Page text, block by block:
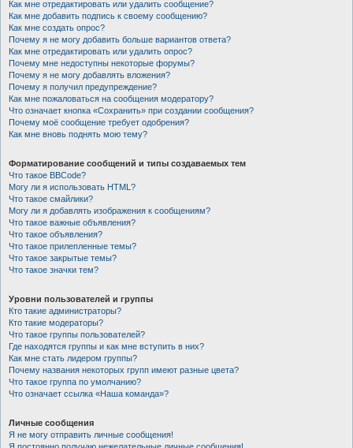
Как мне отредактировать или удалить сообщение?
Как мне добавить подпись к своему сообщению?
Как мне создать опрос?
Почему я не могу добавить больше вариантов ответа?
Как мне отредактировать или удалить опрос?
Почему мне недоступны некоторые форумы?
Почему я не могу добавлять вложения?
Почему я получил предупреждение?
Как мне пожаловаться на сообщения модератору?
Что означает кнопка «Сохранить» при создании сообщения?
Почему моё сообщение требует одобрения?
Как мне вновь поднять мою тему?
Форматирование сообщений и типы создаваемых тем
Что такое BBCode?
Могу ли я использовать HTML?
Что такое смайлики?
Могу ли я добавлять изображения к сообщениям?
Что такое важные объявления?
Что такое объявления?
Что такое прилепленные темы?
Что такое закрытые темы?
Что такое значки тем?
Уровни пользователей и группы
Кто такие администраторы?
Кто такие модераторы?
Что такое группы пользователей?
Где находятся группы и как мне вступить в них?
Как мне стать лидером группы?
Почему названия некоторых групп имеют разные цвета?
Что такое группа по умолчанию?
Что означает ссылка «Наша команда»?
Личные сообщения
Я не могу отправить личные сообщения!